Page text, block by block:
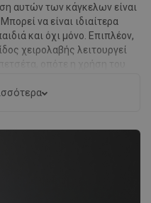
αυτών των κάγκελων είναι
να είναι ιδιαίτερα
και όχι μόνο. Επιπλέον,
χειρολαβής λειτουργεί
οπότε η χρήση του
λειτουργία και καλά